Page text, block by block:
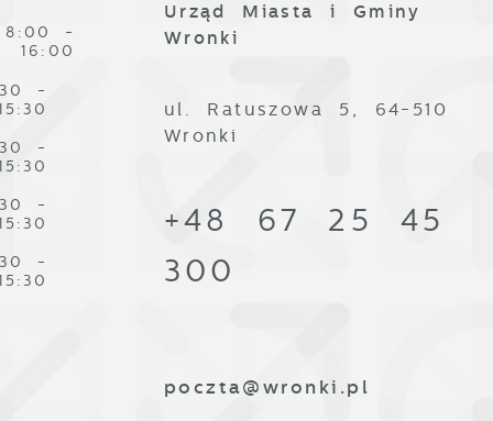
8:00 -
16:00
-
-
-
-
Urząd Miasta i Gminy
Wronki
ul. Ratuszowa 5, 64-510
Wronki
+48 67 25 45
300
poczta@wronki.pl